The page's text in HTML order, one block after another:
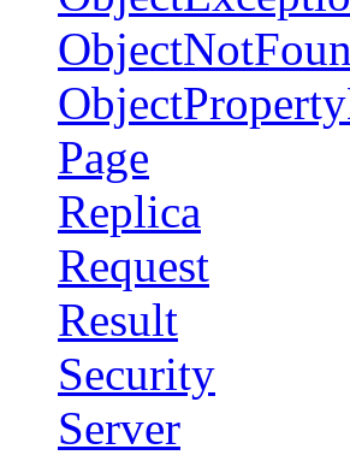
Page
Replica
Request
Result
Security
Server